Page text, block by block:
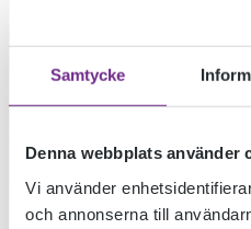
Samtycke
Denna webbplats använder
Vi använder
och annonserna till
LÄRDE
OM